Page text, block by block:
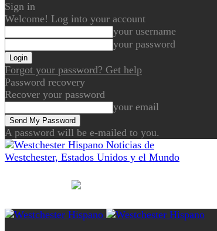
Sign in
Welcome! Log into your account
your username
your password
Forgot your password? Get help
Password recovery
Recover your password
your email
A password will be e-mailed to you.
Noticias de
Westchester, Estados Unidos y el Mundo